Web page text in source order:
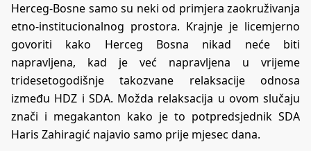
Herceg-Bosne samo su neki od primjera zaokruživanja
etno-institucionalnog prostora. Krajnje je licemjerno
govoriti kako Herceg Bosna nikad neće biti
napravljena, kad je već napravljena u vrijeme
tridesetogodišnje takozvane relaksacije odnosa
između HDZ i SDA. Možda relaksacija u ovom slučaju
znači i megakanton kako je to potpredsjednik SDA
Haris Zahiragić najavio samo prije mjesec dana.